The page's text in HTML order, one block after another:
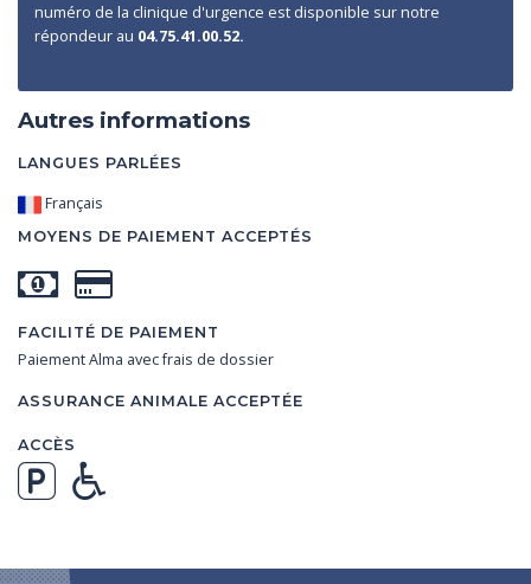
numéro de la clinique d'urgence est disponible sur notre
répondeur au 04.75.41.00.52.
Autres informations
LANGUES PARLÉES
Français
MOYENS DE PAIEMENT ACCEPTÉS
FACILITÉ DE PAIEMENT
Paiement Alma avec frais de dossier
ASSURANCE ANIMALE ACCEPTÉE
ACCÈS